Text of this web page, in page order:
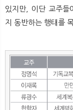
있지만, 이단 교주들
지 동반하는 행태를